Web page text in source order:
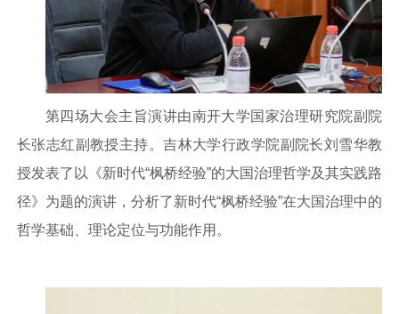
第四场大会主旨演讲由南开大学国家治理研究院副院
长张志红副教授主持。吉林大学行政学院副院长刘雪华教
授发表了以《新时代“枫桥经验”的大国治理哲学及其实践路
径》为题的演讲，分析了新时代“枫桥经验”在大国治理中的
哲学基础、理论定位与功能作用。